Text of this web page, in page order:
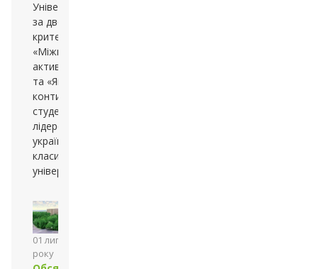
Університет
за двома
критеріями —
«Міжнародна
активність»
та «Якість
контингенту
студентів» — є
лідером з-поміж
українських
класичних
університетів
01 липня 2013
року